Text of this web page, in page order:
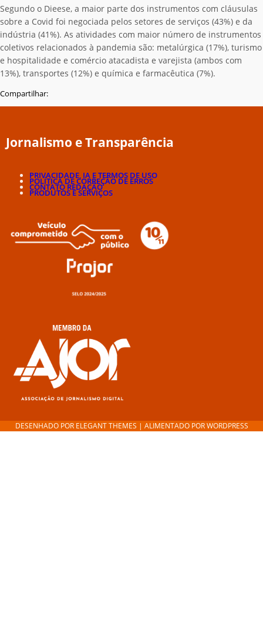
Segundo o Dieese, a maior parte dos instrumentos com cláusulas
sobre a Covid foi negociada pelos setores de serviços (43%) e da
indústria (41%). As atividades com maior número de instrumentos
coletivos relacionados à pandemia são: metalúrgica (17%), turismo
e hospitalidade e comércio atacadista e varejista (ambos com
13%), transportes (12%) e química e farmacêutica (7%).
Compartilhar:
Jornalismo e Transparência
PRIVACIDADE, IA E TERMOS DE USO
POLÍTICA DE CORREÇÃO DE ERROS
CONTATO REDAÇÃO
PRODUTOS E SERVIÇOS
DESENHADO POR ELEGANT THEMES | ALIMENTADO PORWORDPRESS